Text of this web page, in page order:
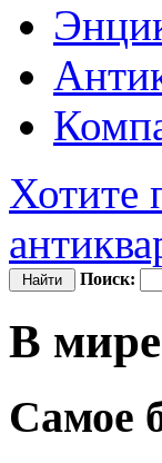
Хотите
Поиск:
В
Самое